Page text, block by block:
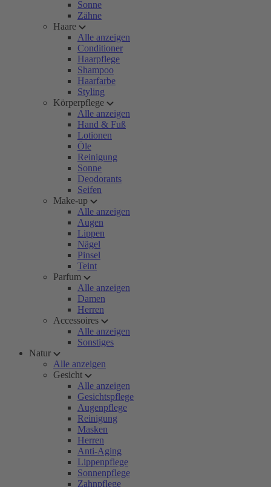
Sonne
Zähne
Haare
Alle anzeigen
Conditioner
Haarpflege
Shampoo
Haarfarbe
Styling
Körperpflege
Alle anzeigen
Hand & Fuß
Lotionen
Öle
Reinigung
Sonne
Deodorants
Seifen
Make-up
Alle anzeigen
Augen
Lippen
Nägel
Pinsel
Teint
Parfum
Alle anzeigen
Damen
Herren
Accessoires
Alle anzeigen
Sonstiges
Natur
Alle anzeigen
Gesicht
Alle anzeigen
Gesichtspflege
Augenpflege
Reinigung
Masken
Herren
Anti-Aging
Lippenpflege
Sonnenpflege
Zahnpflege